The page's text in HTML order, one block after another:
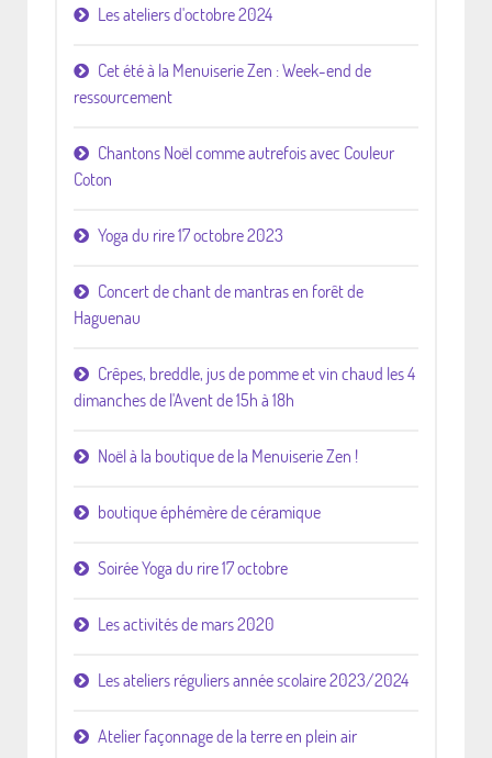
Les ateliers d'octobre 2024
Cet été à la Menuiserie Zen : Week-end de
ressourcement
Chantons Noël comme autrefois avec Couleur
Coton
Yoga du rire 17 octobre 2023
Concert de chant de mantras en forêt de
Haguenau
Crêpes, breddle, jus de pomme et vin chaud les 4
dimanches de l'Avent de 15h à 18h
Noël à la boutique de la Menuiserie Zen !
boutique éphémère de céramique
Soirée Yoga du rire 17 octobre
Les activités de mars 2020
Les ateliers réguliers année scolaire 2023/2024
Atelier façonnage de la terre en plein air